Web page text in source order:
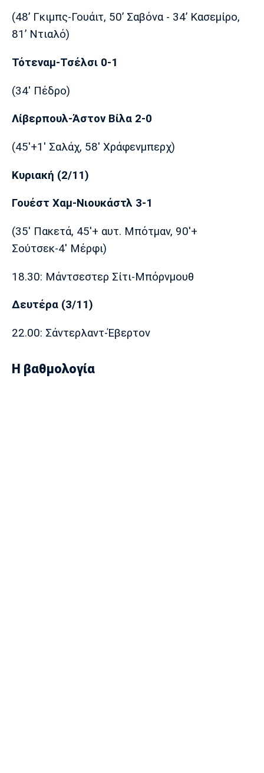
(48’ Γκιμπς-Γουάιτ, 50’ Σαβόνα - 34’ Κασεμίρο,
81’ Ντιαλό)
Τότεναμ-Τσέλσι 0-1
(34' Πέδρο)
Λίβερπουλ-Άστον Βίλα 2-0
(45'+1' Σαλάχ, 58' Χράφενμπερχ)
Κυριακή (2/11)
Γουέστ Χαμ-Νιουκάστλ 3-1
(35' Πακετά, 45'+ αυτ. Μπότμαν, 90'+
Σούτσεκ-4' Μέρφι)
18.30: Μάντσεστερ Σίτι-Μπόρνμουθ
Δευτέρα (3/11)
22.00: Σάντερλαντ-Έβερτον
Η βαθμολογία